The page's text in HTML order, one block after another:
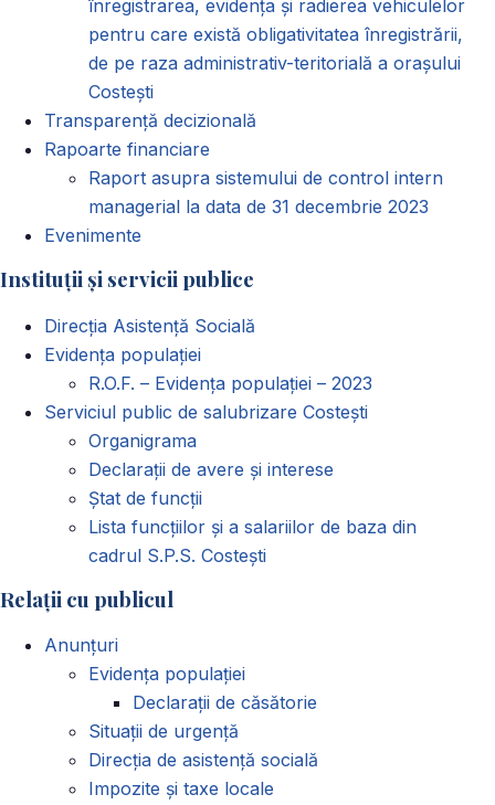
înregistrarea, evidența și radierea vehiculelor
pentru care există obligativitatea înregistrării,
de pe raza administrativ-teritorială a orașului
Costești
Transparență decizională
Rapoarte financiare
Raport asupra sistemului de control intern
managerial la data de 31 decembrie 2023
Evenimente
Instituții și servicii publice
Direcția Asistență Socială
Evidența populației
R.O.F. – Evidența populației – 2023
Serviciul public de salubrizare Costești
Organigrama
Declarații de avere și interese
Ștat de funcții
Lista funcțiilor și a salariilor de baza din
cadrul S.P.S. Costești
Relații cu publicul
Anunțuri
Evidența populației
Declarații de căsătorie
Situații de urgență
Direcția de asistență socială
Impozite și taxe locale